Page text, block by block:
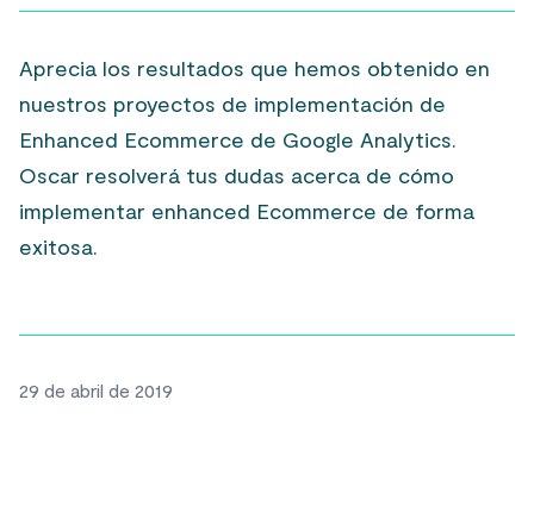
Aprecia los resultados que hemos obtenido en
nuestros proyectos de implementación de
Enhanced Ecommerce de Google Analytics.
Oscar resolverá tus dudas acerca de cómo
implementar enhanced Ecommerce de forma
exitosa.
29 de abril de 2019